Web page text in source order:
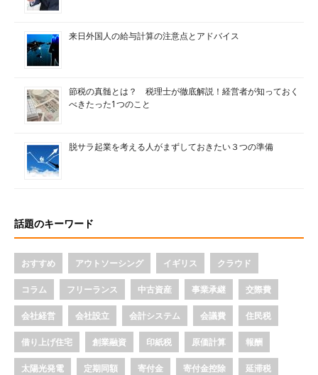
来日外国人の給与計算の注意点とアドバイス
節税の真髄とは？ 税理士が徹底解説！経営者が知っておく
べきたった1つのこと
脱サラ起業を考える人がまずしておきたい３つの準備
話題のキーワード
おすすめ アウトソーシング イギリス クラウド
コラム フリーランス 中古資産 事業承継 交際費
会社経営 会社設立 会計システム 会議費 住民税
借り上げ住宅 創業融資 印紙税 原価計算 報酬
太陽光発電 定期同額 寄付金 寄付金控除 延滞税